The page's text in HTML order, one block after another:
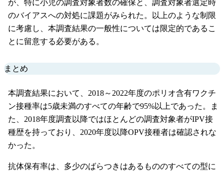
が、特に小児の調査対象者数の確保と、調査対象者選定時
のバイアスへの対処に課題がみられた。以上のような制限
に考慮し、本調査結果の一般性については限定的であるこ
とに留意する必要がある。
まとめ
本調査結果において、2018～2022年度のポリオ含有ワクチ
ン接種率は5歳未満のすべての年齢で95%以上であった。ま
た、2018年度調査以降ではほとんどの調査対象者がIPV接
種歴を持っており、2020年度以降OPV接種者は確認されな
かった。
抗体保有率は、多少のばらつきはあるもののすべての型に